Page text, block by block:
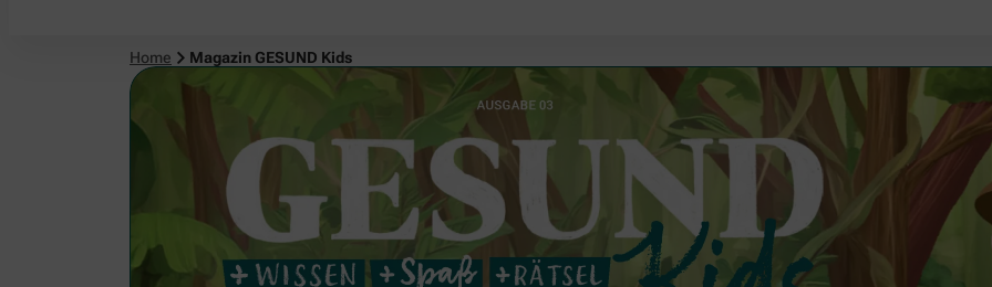
Home Magazin GESUND Kids